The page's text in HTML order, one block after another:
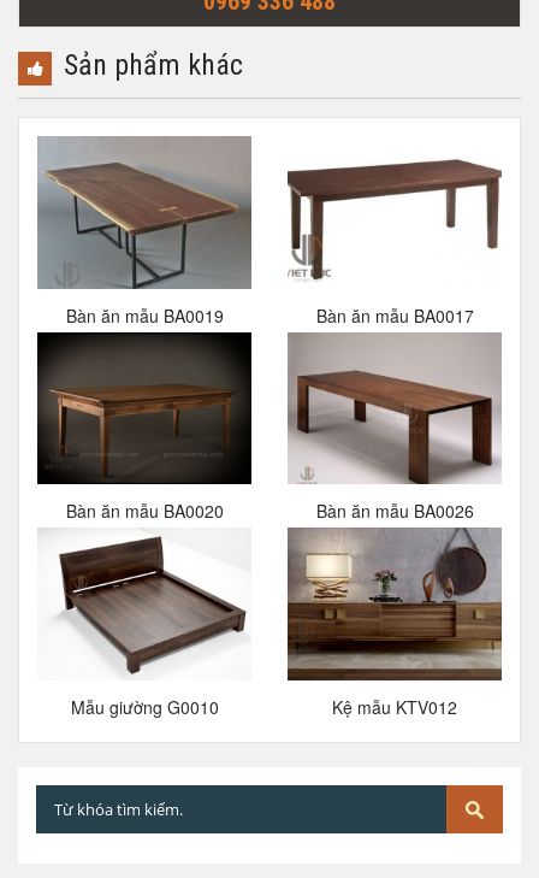
Sản phẩm khác
Bàn ăn mẫu BA0019 Bàn ăn mẫu BA0017
Bàn ăn mẫu BA0020 Bàn ăn mẫu BA0026
Mẫu giường G0010 Kệ mẫu KTV012